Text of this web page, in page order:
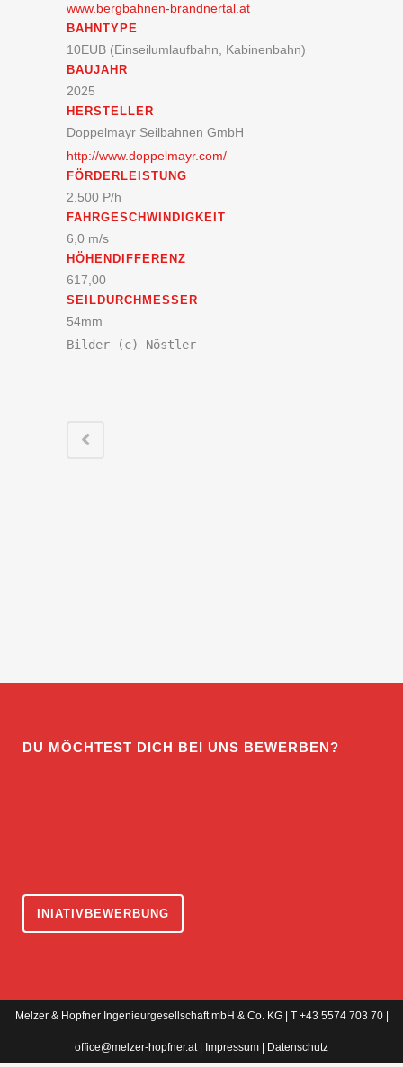
www.bergbahnen-brandnertal.at
BAHNTYPE
10EUB (Einseilumlaufbahn, Kabinenbahn)
BAUJAHR
2025
HERSTELLER
Doppelmayr Seilbahnen GmbH
http://www.doppelmayr.com/
FÖRDERLEISTUNG
2.500 P/h
FAHRGESCHWINDIGKEIT
6,0 m/s
HÖHENDIFFERENZ
617,00
SEILDURCHMESSER
54mm
Bilder (c) Nöstler
DU MÖCHTEST DICH BEI UNS BEWERBEN?
INIATIVBEWERBUNG
Melzer & Hopfner Ingenieurgesellschaft mbH & Co. KG | T +43 5574 703 70 |
office@melzer-hopfner.at Impressum Datenschutz